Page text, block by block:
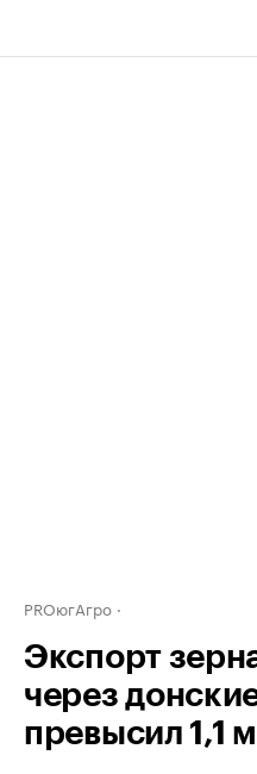
PROюгАгро
Экспорт
через
превысил 1,1